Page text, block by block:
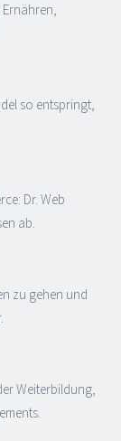
so entspringt,
Dr. Web
ab.
zu gehen und
Weiterbildung,